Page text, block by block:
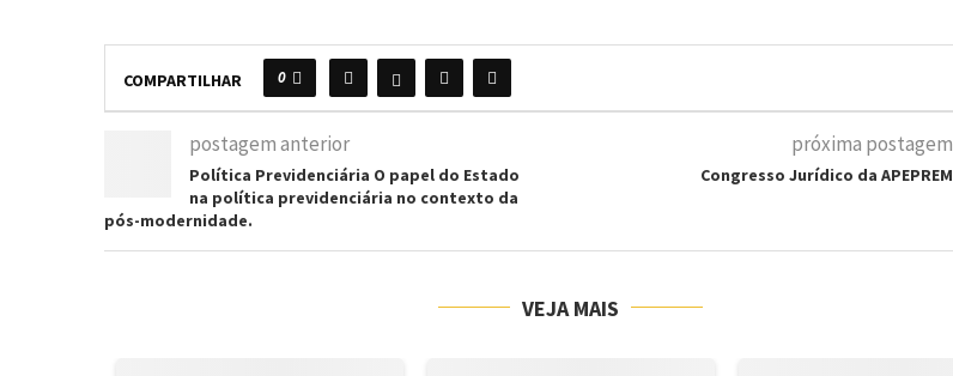
COMPARTILHAR 0
postagem anterior
Política Previdenciária O papel do Estado
na política previdenciária no contexto da
pós-modernidade.
próxima postagem
Congresso Jurídico da APEPREM
VEJA MAIS